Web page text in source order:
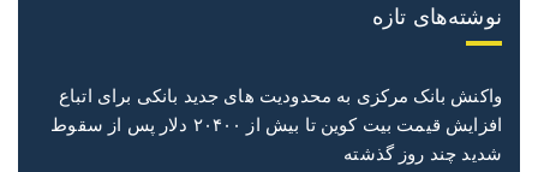
نوشته‌های تازه
واکنش بانک مرکزی به محدودیت های جدید بانکی برای اتباع
افزایش قیمت بیت کوین تا بیش‌ از ۲۰۴۰۰ دلار پس از سقوط
شدید چند روز گذشته